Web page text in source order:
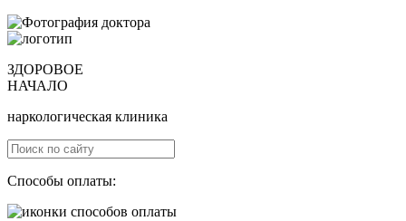
ЗДОРОВОЕ
НАЧАЛО
наркологическая клиника
Способы оплаты: